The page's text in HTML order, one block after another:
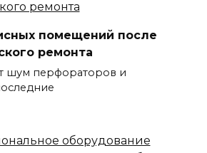
помещений после
ремонта
шум перфораторов и